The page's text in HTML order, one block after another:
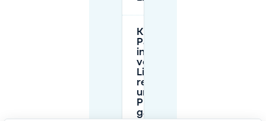
Kann ich
Parkplätze
in der Nähe
von AFAS
Live
reservieren,
um einen
Platz zu
garantieren?